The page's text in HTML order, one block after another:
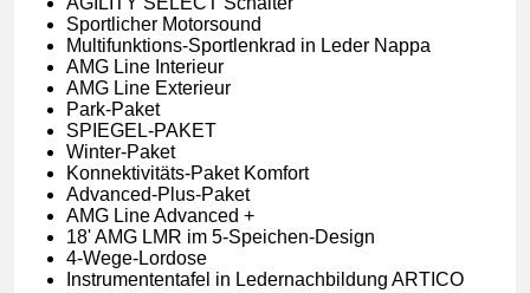
Sportlicher Motorsound
Multifunktions-Sportlenkrad in Leder Nappa
AMG Line Interieur
AMG Line Exterieur
Park-Paket
SPIEGEL-PAKET
Winter-Paket
Konnektivitäts-Paket Komfort
Advanced-Plus-Paket
AMG Line Advanced +
18' AMG LMR im 5-Speichen-Design
4-Wege-Lordose
Instrumententafel in Ledernachbildung ARTICO